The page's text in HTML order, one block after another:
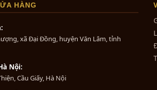
cho sự thành công trong kinh doanh
buồm làm lego, lấy hình ảnh cúa
giúp cho gia chủ kích tài lộc và mang
công và chiến thắng nên các chủ
bằng đồng.
HÀNG
xã Đại Đồng, huyện Văn Lâm, tỉnh
Nội:
Cầu Giấy, Hà Nội